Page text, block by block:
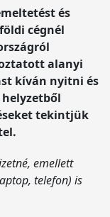
és
cégnél
alanyi
kíván nyitni és
helyzetből
tekintjük
emellett
telefon) is